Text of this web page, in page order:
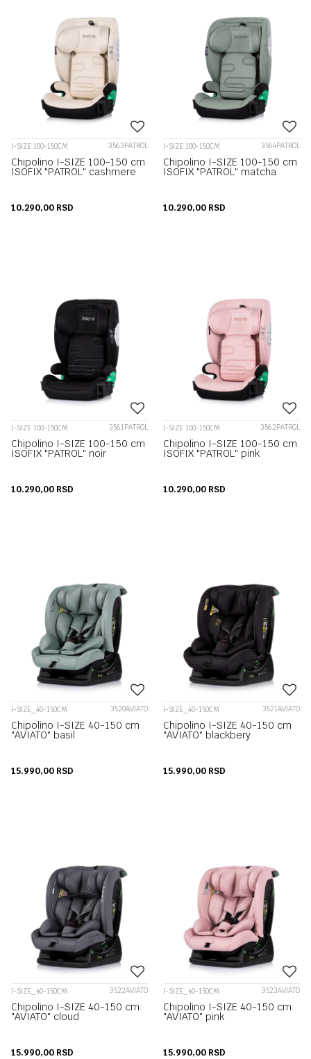
I-SIZE 100-150CM 3563PATROL
Chipolino I-SIZE 100-150 cm
ISOFIX "PATROL" cashmere
10.290,00 RSD
I-SIZE 100-150CM 3564PATROL
Chipolino I-SIZE 100-150 cm
ISOFIX "PATROL" matcha
10.290,00 RSD
I-SIZE 100-150CM 3561PATROL
Chipolino I-SIZE 100-150 cm
ISOFIX "PATROL" noir
10.290,00 RSD
I-SIZE 100-150CM 3562PATROL
Chipolino I-SIZE 100-150 cm
ISOFIX "PATROL" pink
10.290,00 RSD
I-SIZE_40-150CM 3520AVIATO
Chipolino I-SIZE 40-150 cm
"AVIATO" basil
15.990,00 RSD
I-SIZE_40-150CM 3521AVIATO
Chipolino I-SIZE 40-150 cm
"AVIATO" blackbery
15.990,00 RSD
I-SIZE_40-150CM 3522AVIATO
Chipolino I-SIZE 40-150 cm
"AVIATO" cloud
15.990,00 RSD
I-SIZE_40-150CM 3523AVIATO
Chipolino I-SIZE 40-150 cm
"AVIATO" pink
15.990,00 RSD